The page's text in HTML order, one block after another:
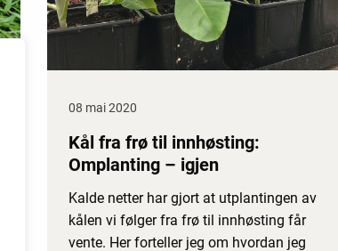
08 mai 2020
Kål fra frø til innhøsting:
Omplanting – igjen
Kalde netter har gjort at utplantingen av
kålen vi følger fra frø til innhøsting får
vente. Her forteller jeg om hvordan jeg